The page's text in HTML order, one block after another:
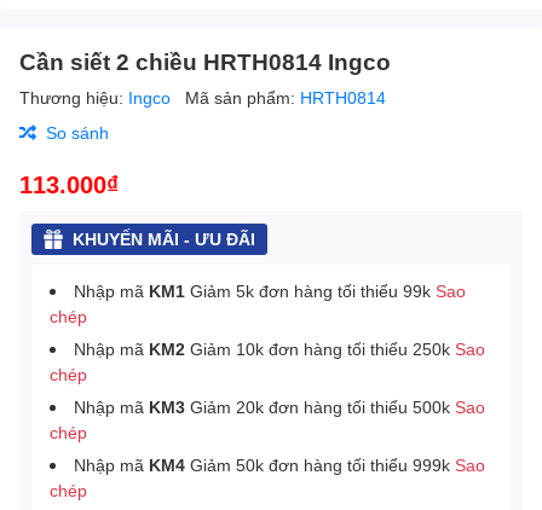
Cần siết 2 chiều HRTH0814 Ingco
Thương hiệu: Ingco Mã sản phẩm: HRTH0814
So sánh
113.000₫
KHUYẾN MÃI - ƯU ĐÃI
Nhập mã KM1 Giảm 5k đơn hàng tối thiểu 99k Sao
chép
Nhập mã KM2 Giảm 10k đơn hàng tối thiểu 250k Sao
chép
Nhập mã KM3 Giảm 20k đơn hàng tối thiểu 500k Sao
chép
Nhập mã KM4 Giảm 50k đơn hàng tối thiểu 999k Sao
chép